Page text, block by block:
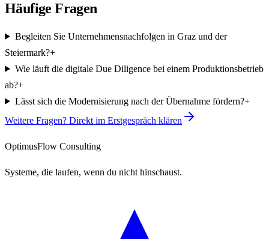
Häufige Fragen
Begleiten Sie Unternehmensnachfolgen in Graz und der
Steiermark?+
Wie läuft die digitale Due Diligence bei einem Produktionsbetrieb
ab?+
Lässt sich die Modernisierung nach der Übernahme fördern?+
Weitere Fragen? Direkt im Erstgespräch klären
OptimusFlow Consulting
Systeme, die laufen, wenn du nicht hinschaust.